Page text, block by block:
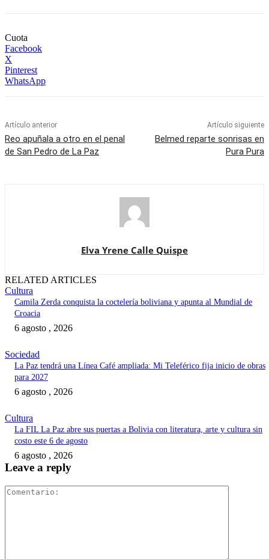
Cuota
Facebook
X
Pinterest
WhatsApp
Artículo anterior
Reo apuñala a otro en el penal
de San Pedro de La Paz
Artículo siguiente
Belmed reparte sonrisas en
Pura Pura
Elva Yrene Calle Quispe
RELATED ARTICLES
Cultura
Camila Zerda conquista la coctelería boliviana y apunta al Mundial de
Croacia
6 agosto , 2026
Sociedad
La Paz tendrá una Línea Café ampliada: Mi Teleférico fija inicio de obras
para 2027
6 agosto , 2026
Cultura
La FIL La Paz abre sus puertas a Bolivia con literatura, arte y cultura sin
costo este 6 de agosto
6 agosto , 2026
Leave a reply